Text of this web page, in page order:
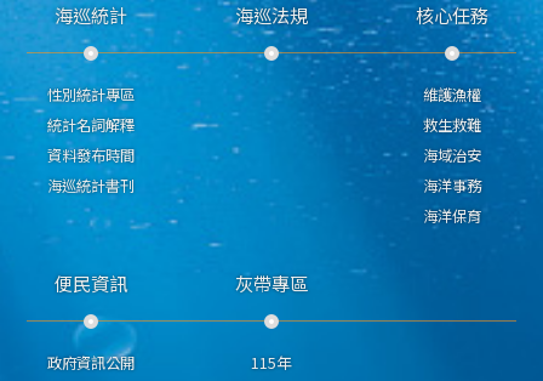
海巡統計
性別統計專區
統計名詞解釋
資料發布時間
海巡統計書刊
海巡法規 核心任務
維護漁權
救生救難
海域治安
海洋事務
海洋保育
便民資訊
政府資訊公開
灰帶專區
115年